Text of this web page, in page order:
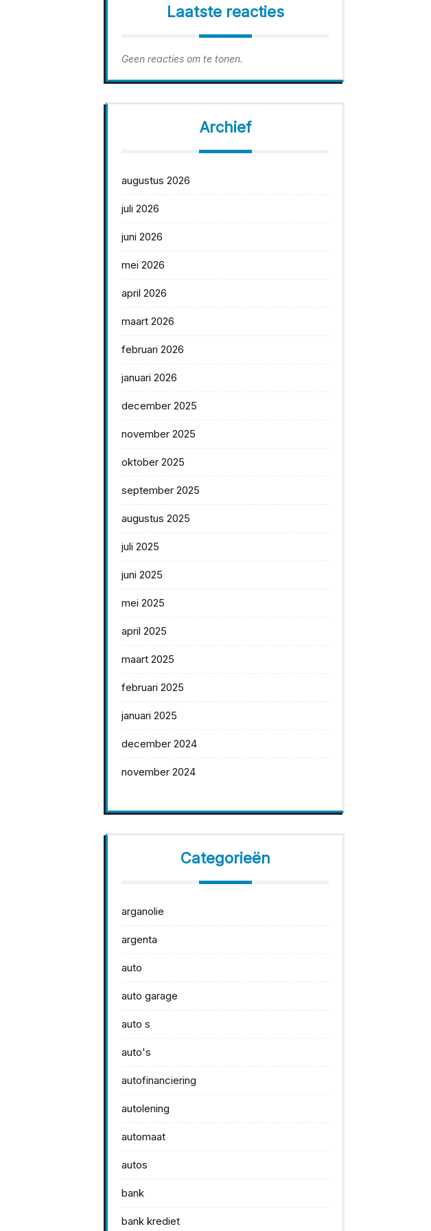
Laatste reacties
Geen reacties om te tonen.
Archief
augustus 2026
juli 2026
juni 2026
mei 2026
april 2026
maart 2026
februari 2026
januari 2026
december 2025
november 2025
oktober 2025
september 2025
augustus 2025
juli 2025
juni 2025
mei 2025
april 2025
maart 2025
februari 2025
januari 2025
december 2024
november 2024
Categorieën
arganolie
argenta
auto
auto garage
auto s
auto's
autofinanciering
autolening
automaat
autos
bank
bank krediet